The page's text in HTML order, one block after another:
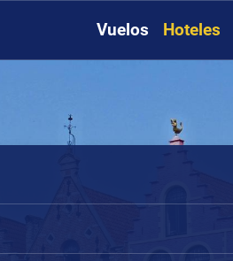
Vuelos Hoteles